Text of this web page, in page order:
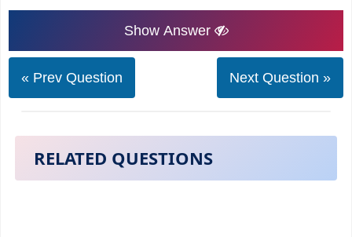
Show Answer
« Prev Question Next Question »
RELATED QUESTIONS